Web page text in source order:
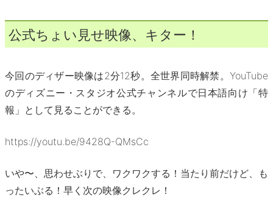
公式ちょい見せ映像、キター！
今回のディザー映像は2分12秒。全世界同時解禁。YouTube
のディズニー・スタジオ公式チャンネルで日本語向け「特
報」として見ることができる。
https://youtu.be/9428Q-QMsCc
いや〜、思わせぶりで、ワクワクする！当たり前だけど、も
ったいぶる！早く次の映像クレクレ！